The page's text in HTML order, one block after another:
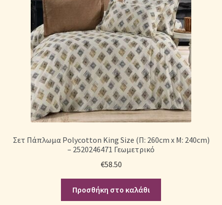
Παπλωματοθήκες
Πικέ Κουβέρτες
Πληρωμές
Πολιτική cookie
Σεντόνια Σετ
Σετ Πάπλωμα Polycotton King Size (Π: 260cm x Μ: 240cm)
– 2520246471 Γεωμετρικό
€58.50
Προσθήκη στο καλάθι